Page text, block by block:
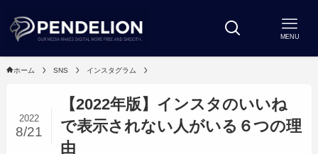
MENU
ホーム SNS インスタグラム
【2022年版】インスタのいいね
で表示されない人がいる６つの理
由
2022
8/21